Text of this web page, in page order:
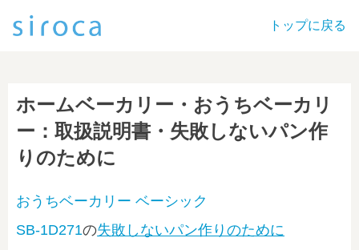
トップに戻る
ホームベーカリー・おうちベーカリ
ー：取扱説明書・失敗しないパン作
りのために
おうちベーカリー ベーシック
SB-1D271の失敗しないパン作りのために